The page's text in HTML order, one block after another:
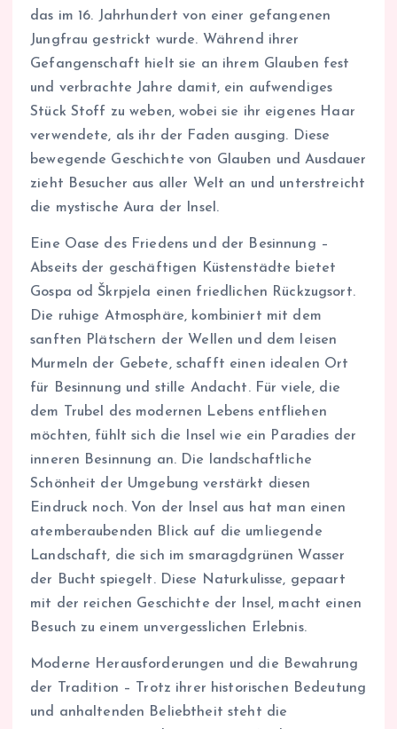
das im 16. Jahrhundert von einer gefangenen
Jungfrau gestrickt wurde. Während ihrer
Gefangenschaft hielt sie an ihrem Glauben fest
und verbrachte Jahre damit, ein aufwendiges
Stück Stoff zu weben, wobei sie ihr eigenes Haar
verwendete, als ihr der Faden ausging. Diese
bewegende Geschichte von Glauben und Ausdauer
zieht Besucher aus aller Welt an und unterstreicht
die mystische Aura der Insel.
Eine Oase des Friedens und der Besinnung –
Abseits der geschäftigen Küstenstädte bietet
Gospa od Škrpjela einen friedlichen Rückzugsort.
Die ruhige Atmosphäre, kombiniert mit dem
sanften Plätschern der Wellen und dem leisen
Murmeln der Gebete, schafft einen idealen Ort
für Besinnung und stille Andacht. Für viele, die
dem Trubel des modernen Lebens entfliehen
möchten, fühlt sich die Insel wie ein Paradies der
inneren Besinnung an. Die landschaftliche
Schönheit der Umgebung verstärkt diesen
Eindruck noch. Von der Insel aus hat man einen
atemberaubenden Blick auf die umliegende
Landschaft, die sich im smaragdgrünen Wasser
der Bucht spiegelt. Diese Naturkulisse, gepaart
mit der reichen Geschichte der Insel, macht einen
Besuch zu einem unvergesslichen Erlebnis.
Moderne Herausforderungen und die Bewahrung
der Tradition – Trotz ihrer historischen Bedeutung
und anhaltenden Beliebtheit steht die